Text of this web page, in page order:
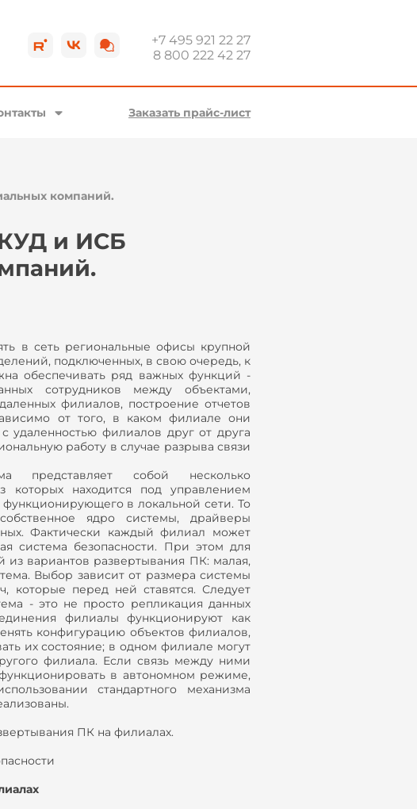
+7 495 921 22 27
8 800 222 42 27
Заказать прайс-лист
компаний.
и ИСБ
в сеть региональные офисы крупной
подключенных, в свою очередь, к
обеспечивать ряд важных функций -
сотрудников между объектами,
филиалов, построение отчетов
от того, в каком филиале они
удаленностью филиалов друг от друга
работу в случае разрыва связи
представляет собой несколько
находится под управлением
в локальной сети. То
ядро системы, драйверы
Фактически каждый филиал может
система безопасности. При этом для
вариантов развертывания ПК: малая,
Выбор зависит от размера системы
которые перед ней ставятся. Следует
- это не просто репликация данных
филиалы функционируют как
конфигурацию объектов филиалов,
их состояние; в одном филиале могут
филиала. Если связь между ними
в автономном режиме,
стандартного механизма
ПК на филиалах.